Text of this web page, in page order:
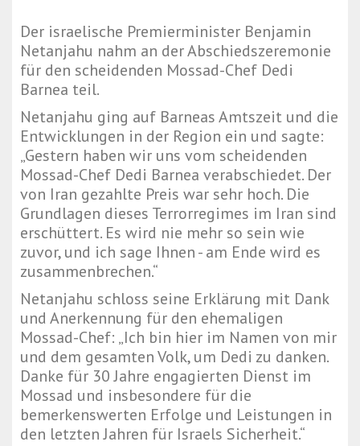
Der israelische Premierminister Benjamin
Netanjahu nahm an der Abschiedszeremonie
für den scheidenden Mossad-Chef Dedi
Barnea teil.
Netanjahu ging auf Barneas Amtszeit und die
Entwicklungen in der Region ein und sagte:
„Gestern haben wir uns vom scheidenden
Mossad-Chef Dedi Barnea verabschiedet. Der
von Iran gezahlte Preis war sehr hoch. Die
Grundlagen dieses Terrorregimes im Iran sind
erschüttert. Es wird nie mehr so sein wie
zuvor, und ich sage Ihnen - am Ende wird es
zusammenbrechen.“
Netanjahu schloss seine Erklärung mit Dank
und Anerkennung für den ehemaligen
Mossad-Chef: „Ich bin hier im Namen von mir
und dem gesamten Volk, um Dedi zu danken.
Danke für 30 Jahre engagierten Dienst im
Mossad und insbesondere für die
bemerkenswerten Erfolge und Leistungen in
den letzten Jahren für Israels Sicherheit.“